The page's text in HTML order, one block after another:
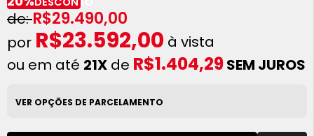
R$29.490,00
R$23.592,00 à vista
ou em até 21X de R$1.404,29SEM JUROS
VER OPÇÕES DE PARCELAMENTO